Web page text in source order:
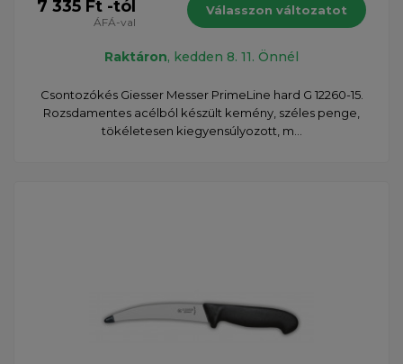
7 335 Ft -tól
ÁFÁ-val
Válasszon változatot
Raktáron, kedden 8. 11. Önnél
Csontozókés Giesser Messer PrimeLine hard G 12260-15.
Rozsdamentes acélból készült kemény, széles penge,
tökéletesen kiegyensúlyozott, m...